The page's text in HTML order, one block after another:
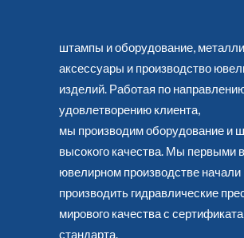
штампы и оборудование,
аксессуары и производство
изделий. Работая по
удовлетворению клиента,
мы производим оборудование и
высокого качества. Мы первыми в
ювелирном производстве начали
производить гидравлические
мирового качества с
стандарта.